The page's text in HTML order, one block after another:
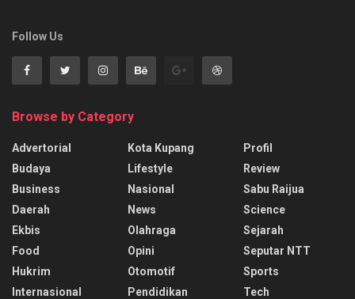
Follow Us
Browse by Category
Advertorial
Budaya
Business
Daerah
Ekbis
Food
Hukrim
Internasional
Kota Kupang
Lifestyle
Nasional
News
Olahraga
Opini
Otomotif
Pendidikan
Profil
Review
Sabu Raijua
Science
Sejarah
Seputar NTT
Sports
Tech